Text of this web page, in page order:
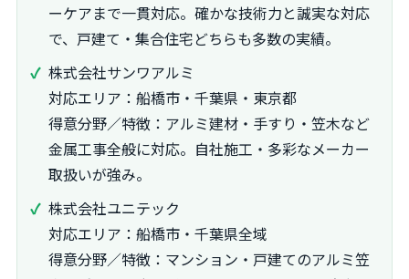
ーケアまで一貫対応。確かな技術力と誠実な対応
で、戸建て・集合住宅どちらも多数の実績。
株式会社サンワアルミ
対応エリア：船橋市・千葉県・東京都
得意分野／特徴：アルミ建材・手すり・笠木など
金属工事全般に対応。自社施工・多彩なメーカー
取扱いが強み。
株式会社ユニテック
対応エリア：船橋市・千葉県全域
得意分野／特徴：マンション・戸建てのアルミ笠